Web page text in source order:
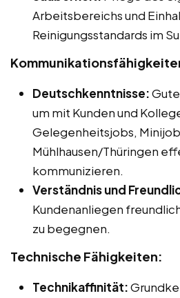
Arbeitsbereichs und
Reinigungsstandards im
Deutschkenntnisse:
um mit Kunden und
Gelegenheitsjobs,
Mühlhausen/Thüringen
kommunizieren.
Verständnis und
Kundenanliegen
zu begegnen.
Technische Fähigkeiten:
Technikaffinität: